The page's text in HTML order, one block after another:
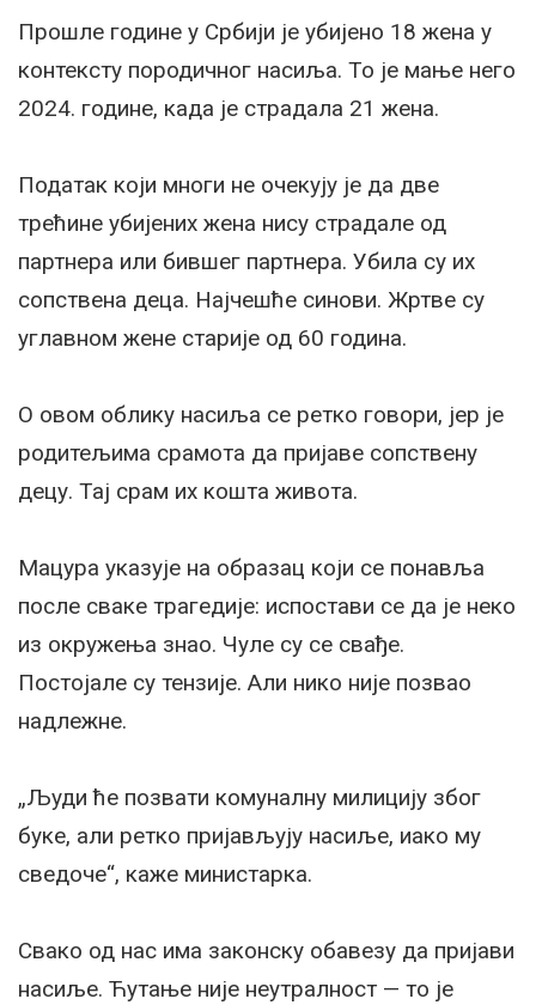
Прошле године у Србији је убијено 18 жена у
контексту породичног насиља. То је мање него
2024. године, када је страдала 21 жена.
Податак који многи не очекују је да две
трећине убијених жена нису страдале од
партнера или бившег партнера. Убила су их
сопствена деца. Најчешће синови. Жртве су
углавном жене старије од 60 година.
О овом облику насиља се ретко говори, јер је
родитељима срамота да пријаве сопствену
децу. Тај срам их кошта живота.
Мацура указује на образац који се понавља
после сваке трагедије: испостави се да је неко
из окружења знао. Чуле су се свађе.
Постојале су тензије. Али нико није позвао
надлежне.
„Људи ће позвати комуналну милицију због
буке, али ретко пријављују насиље, иако му
сведоче“, каже министарка.
Свако од нас има законску обавезу да пријави
насиље. Ћутање није неутралност — то је